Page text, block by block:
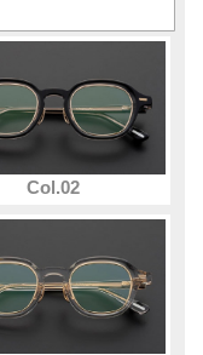
Col.02